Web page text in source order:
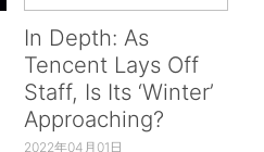
In Depth: As
Tencent Lays Off
Staff, Is Its ‘Winter’
Approaching?
2022年04月01日